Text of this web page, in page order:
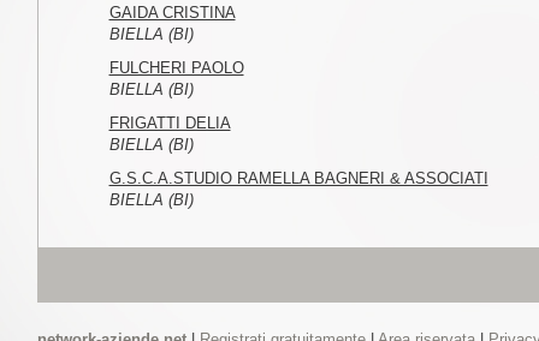
GAIDA CRISTINA
BIELLA (BI)
FULCHERI PAOLO
BIELLA (BI)
FRIGATTI DELIA
BIELLA (BI)
G.S.C.A.STUDIO RAMELLA BAGNERI & ASSOCIATI
BIELLA (BI)